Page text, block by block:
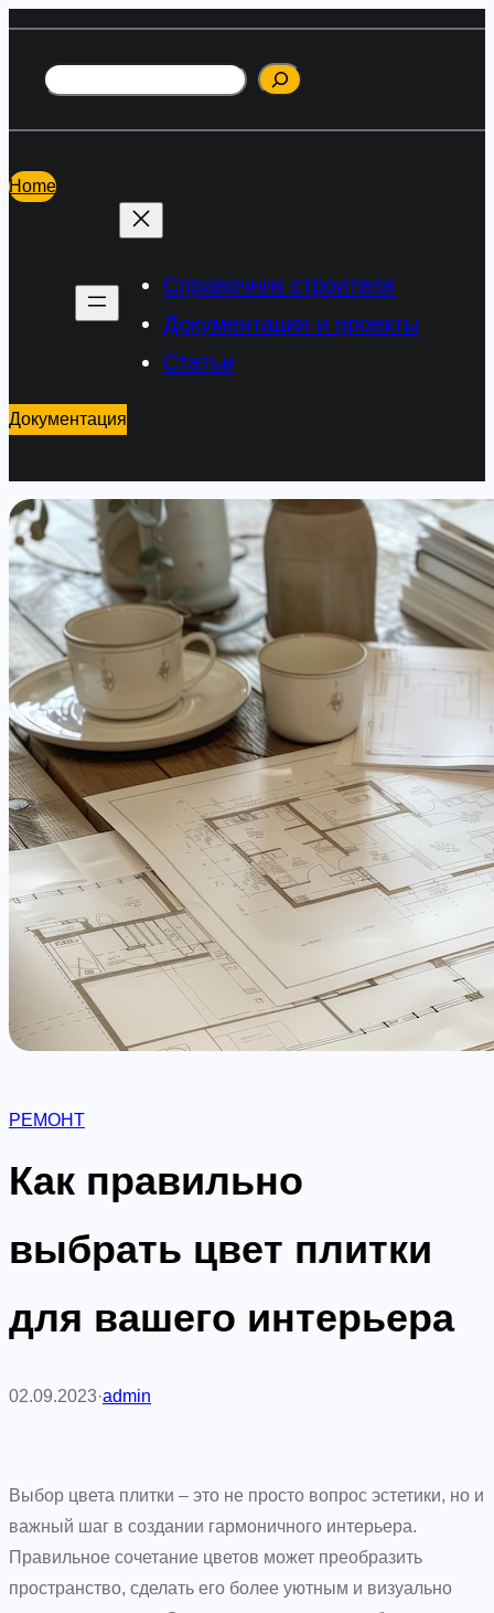
содержимому
Поиск
Home
Справочник строителя
Документация и проекты
Статьи
Документация
РЕМОНТ
Как правильно
выбрать цвет плитки
для вашего интерьера
02.09.2023·admin
Выбор цвета плитки – это не просто вопрос эстетики, но и
важный шаг в создании гармоничного интерьера.
Правильное сочетание цветов может преобразить
пространство, сделать его более уютным и визуально